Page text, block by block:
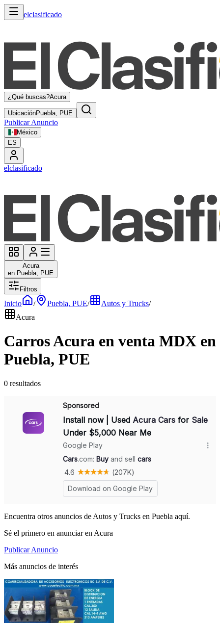
elclasificado
¿Qué buscas?Acura
UbicaciónPuebla, PUE
Publicar Anuncio
México
ES
elclasificado
Acura
en Puebla, PUE
Filtros
Inicio / Puebla, PUE/ Autos y Trucks/
Acura
Carros Acura en venta MDX en
Puebla, PUE
0 resultados
Encuentra otros anuncios de Autos y Trucks en Puebla aquí.
Sé el primero en anunciar en Acura
Publicar Anuncio
Más anuncios de interés